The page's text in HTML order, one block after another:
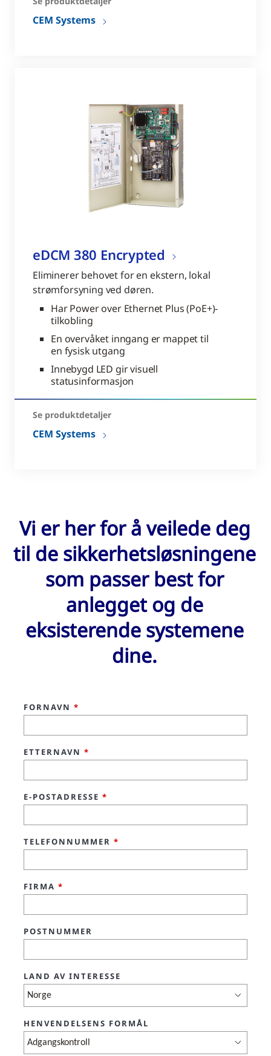
CEM Systems
eDCM 380 Encrypted
Eliminerer behovet for en ekstern, lokal
strømforsyning ved døren.
Har Power over Ethernet Plus (PoE+)-
tilkobling
En overvåket inngang er mappet til
en fysisk utgang
Innebygd LED gir visuell
statusinformasjon
Se produktdetaljer
CEM Systems
Vi er her for å veilede deg
til de sikkerhetsløsningene
som passer best for
anlegget og de
eksisterende systemene
dine.
FORNAVN *
ETTERNAVN *
E-POSTADRESSE *
TELEFONNUMMER *
FIRMA *
POSTNUMMER
LAND AV INTERESSE
HENVENDELSENS FORMÅL